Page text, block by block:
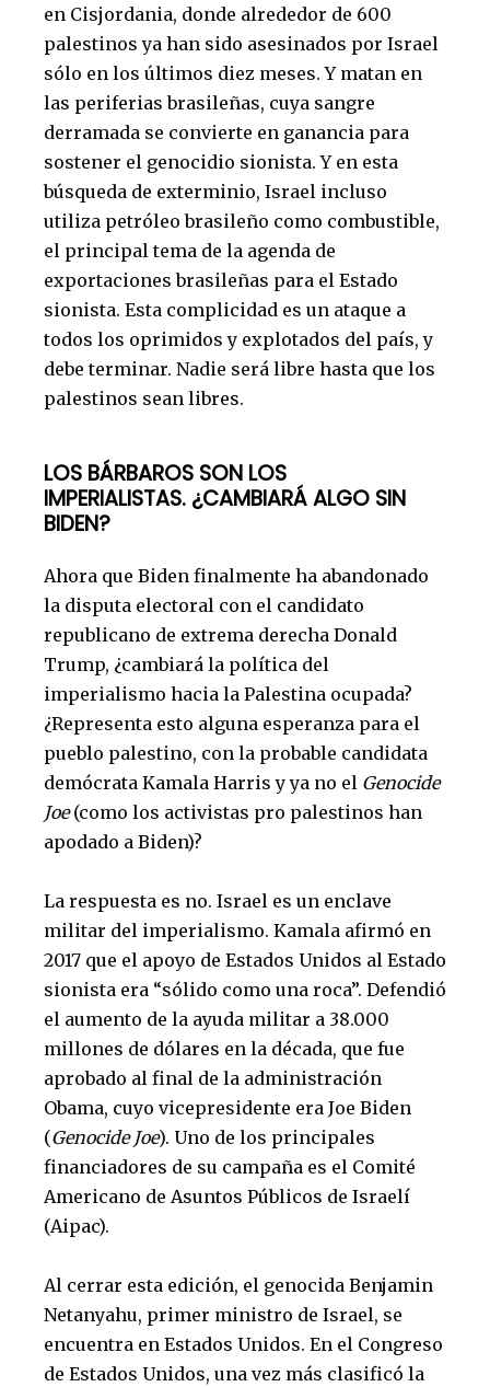
en Cisjordania, donde alrededor de 600
palestinos ya han sido asesinados por Israel
sólo en los últimos diez meses. Y matan en
las periferias brasileñas, cuya sangre
derramada se convierte en ganancia para
sostener el genocidio sionista. Y en esta
búsqueda de exterminio, Israel incluso
utiliza petróleo brasileño como combustible,
el principal tema de la agenda de
exportaciones brasileñas para el Estado
sionista. Esta complicidad es un ataque a
todos los oprimidos y explotados del país, y
debe terminar. Nadie será libre hasta que los
palestinos sean libres.
LOS BÁRBAROS SON LOS
IMPERIALISTAS. ¿CAMBIARÁ ALGO SIN
BIDEN?
Ahora que Biden finalmente ha abandonado
la disputa electoral con el candidato
republicano de extrema derecha Donald
Trump, ¿cambiará la política del
imperialismo hacia la Palestina ocupada?
¿Representa esto alguna esperanza para el
pueblo palestino, con la probable candidata
demócrata Kamala Harris y ya no el Genocide
Joe(como los activistas pro palestinos han
apodado a Biden)?
La respuesta es no. Israel es un enclave
militar del imperialismo. Kamala afirmó en
2017 que el apoyo de Estados Unidos al Estado
sionista era “sólido como una roca”. Defendió
el aumento de la ayuda militar a 38.000
millones de dólares en la década, que fue
aprobado al final de la administración
Obama, cuyo vicepresidente era Joe Biden
(Genocide Joe). Uno de los principales
financiadores de su campaña es el Comité
Americano de Asuntos Públicos de Israelí
(Aipac).
Al cerrar esta edición, el genocida Benjamin
Netanyahu, primer ministro de Israel, se
encuentra en Estados Unidos. En el Congreso
de Estados Unidos, una vez más clasificó la